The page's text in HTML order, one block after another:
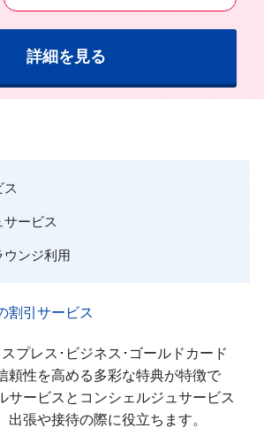
詳細を見る
ス
サービス
ウンジ利用
割引サービス
プレス･ビジネス･ゴールドカード
頼性を高める多彩な特典が特徴で
サービスとコンシェルジュサービス
出張や接待の際に役立ちます。